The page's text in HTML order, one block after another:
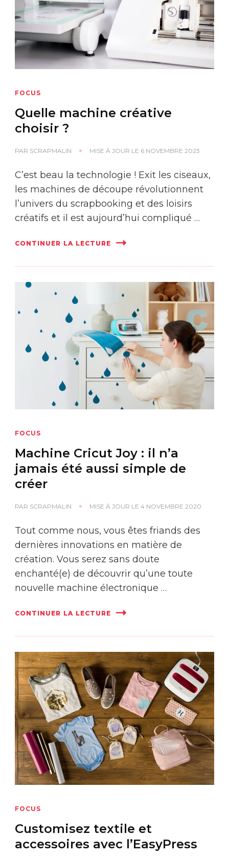
FOCUS
Quelle machine créative
choisir ?
PAR SCRAPMALIN MISE À JOUR LE 6 NOVEMBRE 2023
C’est beau la technologie ! Exit les ciseaux,
les machines de découpe révolutionnent
l’univers du scrapbooking et des loisirs
créatifs et il est aujourd’hui compliqué …
CONTINUER LA LECTURE
FOCUS
Machine Cricut Joy : il n’a
jamais été aussi simple de
créer
PAR SCRAPMALIN MISE À JOUR LE 4 NOVEMBRE 2020
Tout comme nous, vous êtes friands des
dernières innovations en matière de
création. Vous serez sans doute
enchanté(e) de découvrir qu’une toute
nouvelle machine électronique …
CONTINUER LA LECTURE
FOCUS
Customisez textile et
accessoires avec l’EasyPress